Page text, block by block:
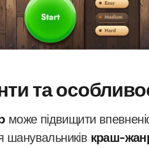
та
може підвищити
шанувальників краш-